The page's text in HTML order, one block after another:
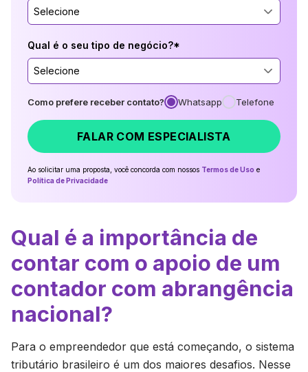
Selecione
Qual é o seu tipo de negócio?*
Selecione
Como prefere receber contato? Whatsapp Telefone
FALAR COM ESPECIALISTA
Ao solicitar uma proposta, você concorda com nossos Termos de Uso e
Política de Privacidade
Qual é a importância de
contar com o apoio de um
contador com abrangência
nacional?
Para o empreendedor que está começando, o sistema
tributário brasileiro é um dos maiores desafios. Nesse